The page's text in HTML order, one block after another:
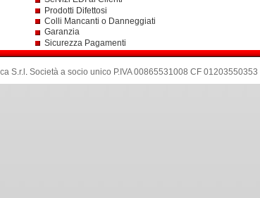
Prodotti Difettosi
Colli Mancanti o Danneggiati
Garanzia
Sicurezza Pagamenti
S.r.l .Società a socio unico P.IVA 00865531008 CF